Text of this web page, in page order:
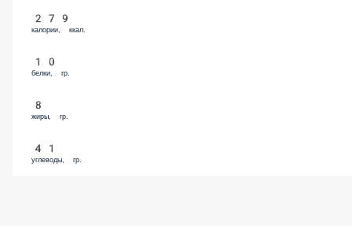
279
калории, ккал.
10
белки, гр.
8
жиры, гр.
41
углеводы, гр.